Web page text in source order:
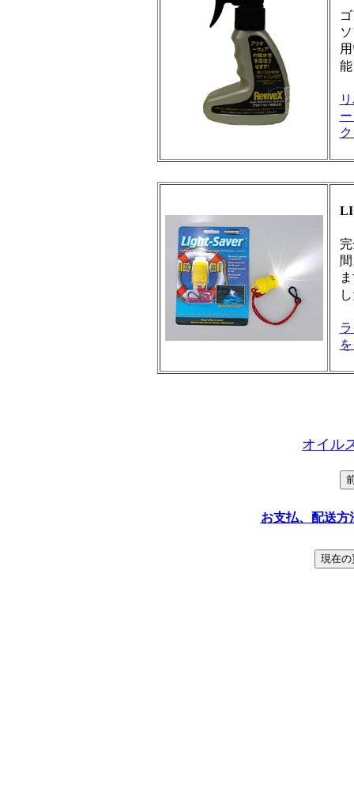
オイル
お支払、配送方